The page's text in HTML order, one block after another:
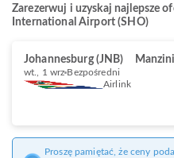
Zarezerwuj i uzyskaj najlepsze
International Airport (SHO)
Johannesburg (JNB)
wt., 1 wrz Bezpośredni
Airlink
Proszę pamiętać, że ceny